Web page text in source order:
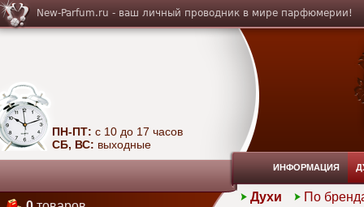
New-Parfum.ru - ваш личный проводник в мире парфюмерии!
ПН-ПТ: с 10 до 17 часов
СБ, ВС: выходные
ИНФОРМАЦИЯ
Духи
По